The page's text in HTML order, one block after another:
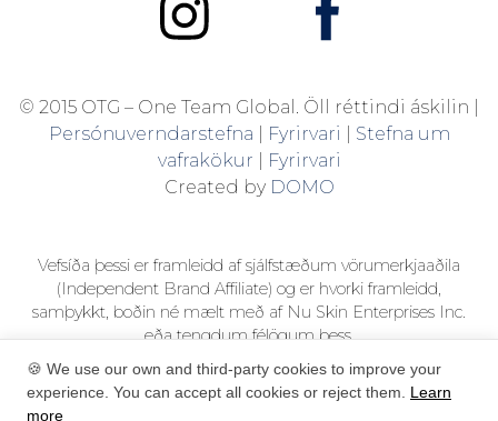
© 2015 OTG – One Team Global. Öll réttindi áskilin |
Persónuverndarstefna
Fyrirvari
Stefna um
vafrakökur
Fyrirvari
Created by DOMO
Vefsíða þessi er framleidd af sjálfstæðum vörumerkjaaðila
(Independent Brand Affiliate) og er hvorki framleidd,
samþykkt, boðin né mælt með af Nu Skin Enterprises Inc.
eða tengdum félögum þess.
Þessi vefsíða er ekki vörulisti Nu Skin heldur leiðarvísir um
vörur. Kaup á vörum frá Nu Skin/Pharmanex, þar með talið
Business Support Materials, eru alfarið valfrjáls og eru ekki
🍪 We use our own and third-party cookies to improve your
experience. You can accept all cookies or reject them. Learn
more